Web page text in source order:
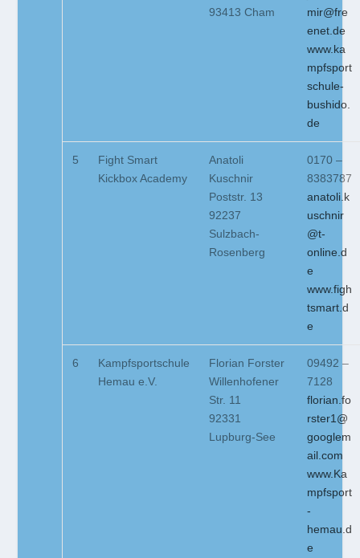
93413 Cham
mir@fre
enet.de
www.ka
mpfsport
schule-
bushido.
de
5
Fight Smart
Kickbox Academy
Anatoli
Kuschnir
Poststr. 13
92237
Sulzbach-
Rosenberg
0170 –
8383787
anatoli.k
uschnir
@t-
online.d
e
www.figh
tsmart.d
e
6
Kampfsportschule
Hemau e.V.
Florian Forster
Willenhofener
Str. 11
92331
Lupburg-See
09492 –
7128
florian.fo
rster1@
googlem
ail.com
www.Ka
mpfsport
-
hemau.d
e